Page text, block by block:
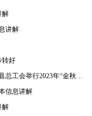
解
讲解
转好
举行2023年“金秋助学”活动
信息讲解
解